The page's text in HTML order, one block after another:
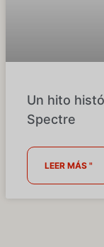
Un hito
Spectre
LEER MÁS "